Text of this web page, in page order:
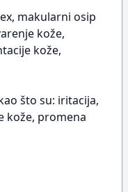
makularni osip
kože,
kože,
što su: iritacija,
kože, promena